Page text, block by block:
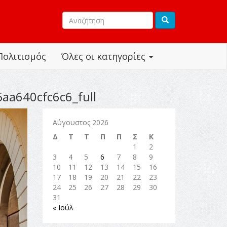
Όλες οι κατηγορίες
Αύγουστος 2026
Δ
Τ Τ Π Π Σ
Κ
1
2
3
4 5 6 7 8
9
10
11 12 13 14 15
16
17
18 19 20 21 22
23
24
25 26 27 28 29
30
31
« Ιούλ